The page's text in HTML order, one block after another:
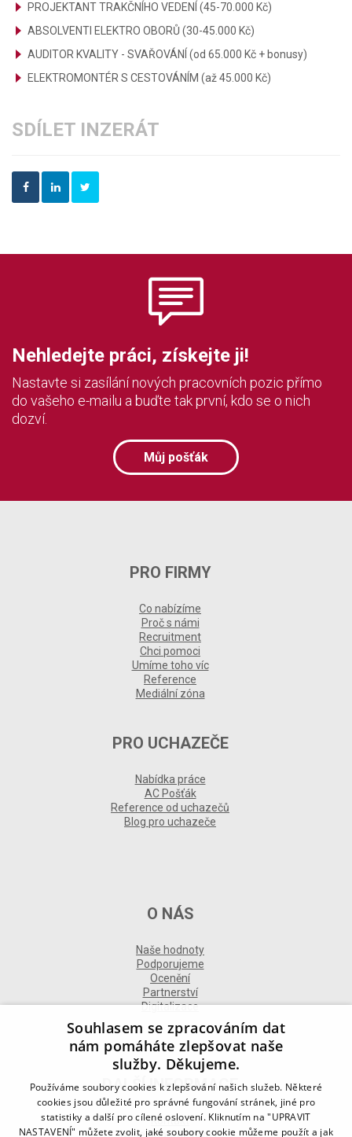
PROJEKTANT TRAKČNÍHO VEDENÍ (45-70.000 Kč)
ABSOLVENTI ELEKTRO OBORŮ (30-45.000 Kč)
AUDITOR KVALITY - SVAŘOVÁNÍ (od 65.000 Kč + bonusy)
ELEKTROMONTÉR S CESTOVÁNÍM (až 45.000 Kč)
SDÍLET INZERÁT
Nehledejte práci, získejte ji!
Nastavte si zasílání nových pracovních pozic přímo
do vašeho e-mailu a buďte tak první, kdo se o nich
dozví.
Můj pošťák
PRO FIRMY
Co nabízíme
Proč s námi
Recruitment
Chci pomoci
Umíme toho víc
Reference
Mediální zóna
PRO UCHAZEČE
Nabídka práce
AC Pošťák
Reference od uchazečů
Blog pro uchazeče
O NÁS
Naše hodnoty
Podporujeme
Ocenění
Partnerství
Digitalizace
DALŠÍ INFORMACE
Kontakt
Souhlasem se zpracováním dat
nám pomáháte zlepšovat naše
služby. Děkujeme.
Používáme soubory cookies k zlepšování našich služeb. Některé
cookies jsou důležité pro správné fungování stránek, jiné pro
statistiky a další pro cílené oslovení. Kliknutím na "UPRAVIT
NASTAVENÍ" můžete zvolit, jaké soubory cookie můžeme použít a jak